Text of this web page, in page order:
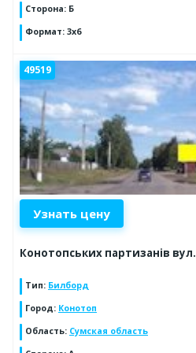
Сторона: Б
Формат: 3х6
49519
Узнать цену
Конотопських партизанів вул.
Тип: Билборд
Город: Конотоп
Область: Сумская область